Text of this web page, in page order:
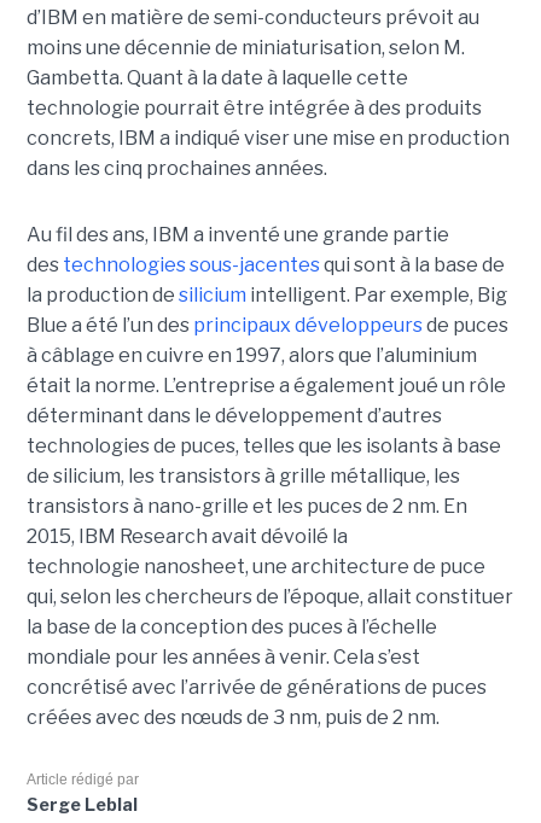
d’IBM en matière de semi-conducteurs prévoit au
moins une décennie de miniaturisation, selon M.
Gambetta. Quant à la date à laquelle cette
technologie pourrait être intégrée à des produits
concrets, IBM a indiqué viser une mise en production
dans les cinq prochaines années.
Au fil des ans, IBM a inventé une grande partie
des technologies sous-jacentesqui sont à la base de
la production de silicium intelligent. Par exemple, Big
Blue a été l’un des principaux développeursde puces
à câblage en cuivre en 1997, alors que l’aluminium
était la norme. L’entreprise a également joué un rôle
déterminant dans le développement d’autres
technologies de puces, telles que les isolants à base
de silicium, les transistors à grille métallique, les
transistors à nano-grille et les puces de 2 nm. En
2015, IBM Research avait dévoilé la
technologie nanosheet, une architecture de puce
qui, selon les chercheurs de l’époque, allait constituer
la base de la conception des puces à l’échelle
mondiale pour les années à venir. Cela s’est
concrétisé avec l’arrivée de générations de puces
créées avec des nœuds de 3 nm, puis de 2 nm.
Article rédigé par
Serge Leblal